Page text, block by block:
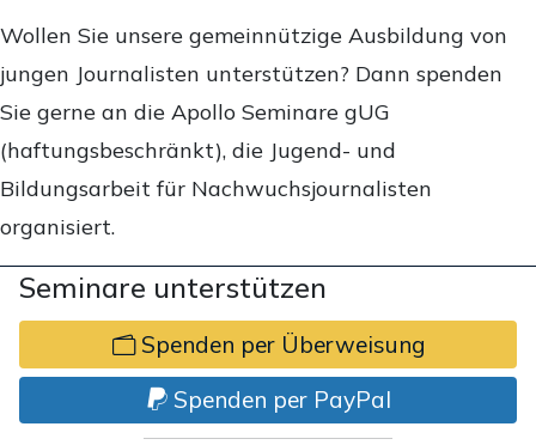
Wollen Sie unsere gemeinnützige Ausbildung von
jungen Journalisten unterstützen? Dann spenden
Sie gerne an die Apollo Seminare gUG
(haftungsbeschränkt), die Jugend- und
Bildungsarbeit für Nachwuchsjournalisten
organisiert.
Seminare unterstützen
Spenden per Überweisung
Spenden per PayPal